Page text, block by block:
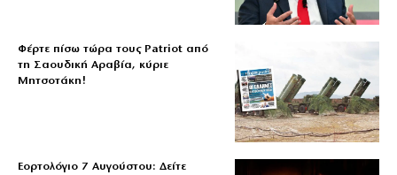
Φέρτε πίσω τώρα τους Patriot από
τη Σαουδική Αραβία, κύριε
Μητσοτάκη!
Εορτολόγιο 7 Αυγούστου: Δείτε